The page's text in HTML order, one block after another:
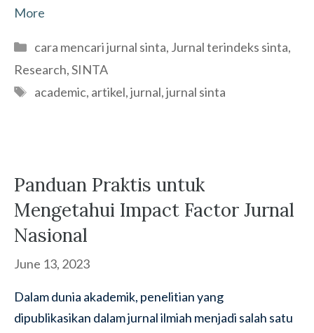
More
Categories
cara mencari jurnal sinta, Jurnal terindeks sinta,
Research,SINTA
Tags
academic, artikel,jurnal,jurnal sinta
Panduan Praktis untuk
Mengetahui Impact Factor Jurnal
Nasional
June 13, 2023
Dalam dunia akademik, penelitian yang
dipublikasikan dalam jurnal ilmiah menjadi salah satu